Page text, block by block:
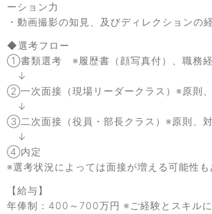
ーション力
・動画撮影の知見、及びディレクションの
◆選考フロー
①書類選考 ※履歴書（顔写真付）、職務
↓
②一次面接（現場リーダークラス）※原則
↓
③二次面接（役員・部長クラス）※原則、
↓
④内定
※選考状況によっては面接が増える可能性も
【給与】
年俸制：400～700万円 ※ご経験とスキル